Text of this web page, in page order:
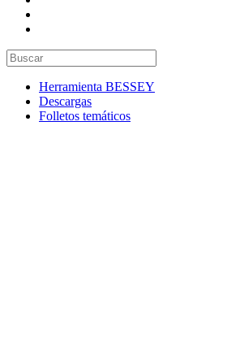
Herramienta BESSEY
Descargas
Folletos temáticos